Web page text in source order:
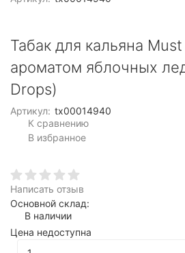
Табак для кальяна
ароматом яблочных
Drops)
Артикул: tx00014940
К сравнению
В избранное
Написать отзыв
Основной склад:
В наличии
Цена недоступна